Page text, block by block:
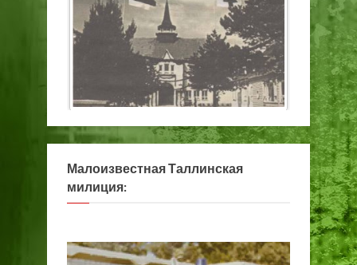
Малоизвестная Таллинская
милиция: